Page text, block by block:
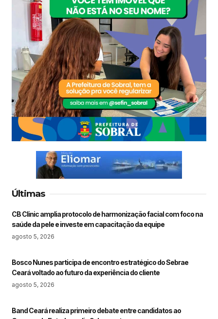
Últimas
CB Clinic amplia protocolo de harmonização facial com foco na
saúde da pele e investe em capacitação da equipe
agosto 5, 2026
Bosco Nunes participa de encontro estratégico do Sebrae
Ceará voltado ao futuro da experiência do cliente
agosto 5, 2026
Band Ceará realiza primeiro debate entre candidatos ao